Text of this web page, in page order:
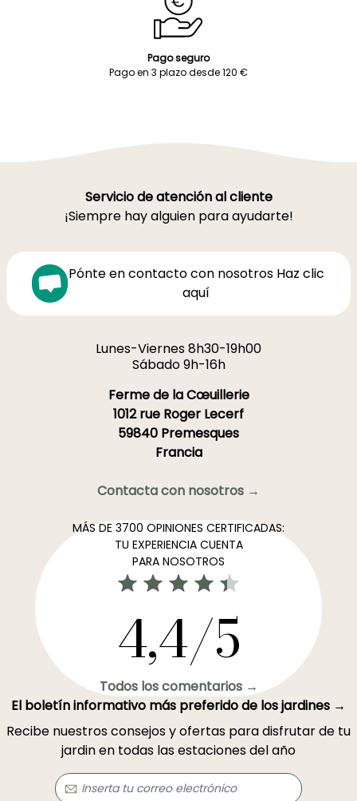
Pago seguro
Pago en 3 plazo desde 120 €
Servicio de atención al cliente
¡Siempre hay alguien para ayudarte!
Pónte en contacto con nosotros Haz clic
aquí
Lunes-Viernes 8h30-19h00
Sábado 9h-16h
Ferme de la Cœuillerie
1012 rue Roger Lecerf
59840 Premesques
Francia
Contacta con nosotros →
MÁS DE 3700 OPINIONES CERTIFICADAS:
TU EXPERIENCIA CUENTA
PARA NOSOTROS
4,4/5
Todos los comentarios →
El boletín informativo más preferido de los jardines →
Recibe nuestros consejos y ofertas para disfrutar de tu
jardin en todas las estaciones del año